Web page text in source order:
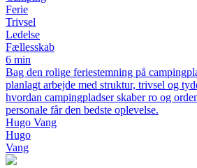
Ferie
Trivsel
Ledelse
Fællesskab
6 min
Bag den rolige feriestemning på
planlagt arbejde med struktur, trivsel og
hvordan campingpladser skaber ro og
personale får den bedste oplevelse.
Hugo Vang
Hugo
Vang